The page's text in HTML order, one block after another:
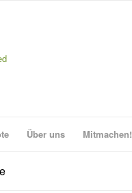
Über uns Mitmachen!